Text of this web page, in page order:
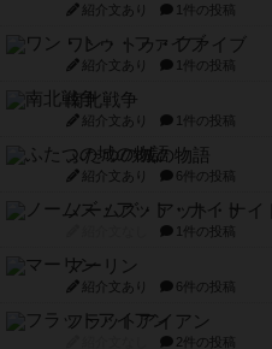
紹介文あり 1件の投稿
ワン・トゥ・ファイブ
紹介文あり 1件の投稿
南北戦争
紹介文あり 1件の投稿
ふたつの城の物語
紹介文あり 6件の投稿
ノームズ・アット・ナイ
1件の投稿
マーリン
紹介文あり 6件の投稿
フラットアイアン
2件の投稿